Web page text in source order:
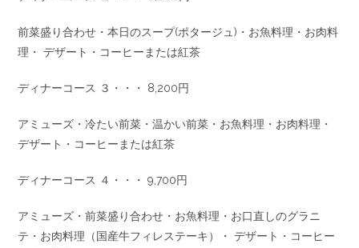
前菜盛り合わせ・本日のスープ(ポタージュ)・お魚料理・お肉料
理・ デザート・コーヒーまたは紅茶
ディナーコース ３・・・ 8,200円
アミューズ・冷たい前菜・温かい前菜・お魚料理・お肉料理・
デザート・コーヒーまたは紅茶
ディナーコース ４・・・ 9,700円
アミューズ・前菜盛り合わせ・お魚料理・お口直しのグラニ
テ・お肉料理（国産牛フィレステーキ）・ デザート・コーヒー